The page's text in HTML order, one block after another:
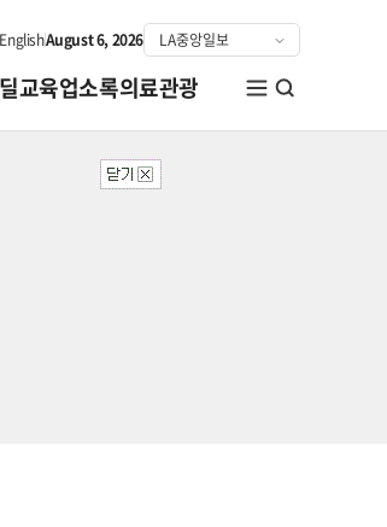
EnglishAugust 6, 2026
교육업소록의료관광